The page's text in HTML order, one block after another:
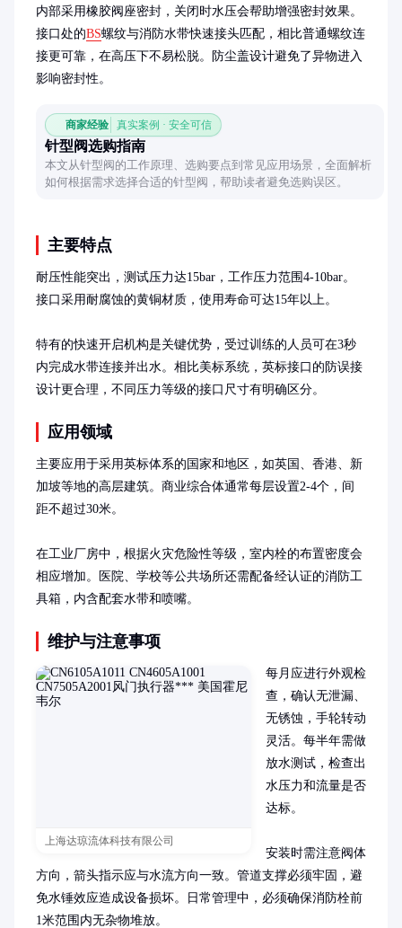
内部采用橡胶阀座密封，关闭时水压会帮助增强密封效果。
接口处的BS螺纹与消防水带快速接头匹配，相比普通螺纹连
接更可靠，在高压下不易松脱。防尘盖设计避免了异物进入
影响密封性。
商家经验 真实案例 · 安全可信
针型阀选购指南
本文从针型阀的工作原理、选购要点到常见应用场景，全面解析
如何根据需求选择合适的针型阀，帮助读者避免选购误区。
主要特点
耐压性能突出，测试压力达15bar，工作压力范围4-10bar。
接口采用耐腐蚀的黄铜材质，使用寿命可达15年以上。
特有的快速开启机构是关键优势，受过训练的人员可在3秒
内完成水带连接并出水。相比美标系统，英标接口的防误接
设计更合理，不同压力等级的接口尺寸有明确区分。
应用领域
主要应用于采用英标体系的国家和地区，如英国、香港、新
加坡等地的高层建筑。商业综合体通常每层设置2-4个，间
距不超过30米。
在工业厂房中，根据火灾危险性等级，室内栓的布置密度会
相应增加。医院、学校等公共场所还需配备经认证的消防工
具箱，内含配套水带和喷嘴。
维护与注意事项
上海达琼流体科技有限公司
每月应进行外观检
查，确认无泄漏、
无锈蚀，手轮转动
灵活。每半年需做
放水测试，检查出
水压力和流量是否
达标。
安装时需注意阀体
方向，箭头指示应与水流方向一致。管道支撑必须牢固，避
免水锤效应造成设备损坏。日常管理中，必须确保消防栓前
1米范围内无杂物堆放。